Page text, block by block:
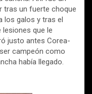
tras un fuerte choque
los galos y tras el
lesiones que le
justo antes Corea-
campeón como
había llegado.